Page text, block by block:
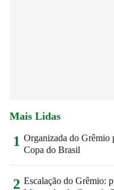
Mais Lidas
1 Organizada do Grêmio
Copa do Brasil
2 Escalação do Grêmio: